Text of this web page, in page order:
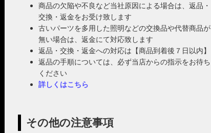
商品の欠陥や不良など当社原因による場合は、返品・
交換・返金をお受け致します
古いパーツを多用した照明などの交換品や代替商品が
無い場合は、返金にて対応致します
返品・交換・返金への対応は【商品到着後７日以内】
返品の手順については、必ず当店からの指示をお待ち
ください
詳しくはこちら
その他の注意事項